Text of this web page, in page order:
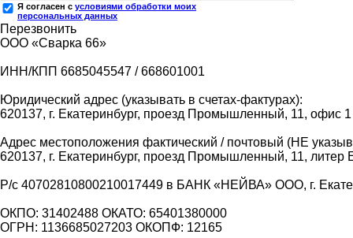
Я согласен с условиями обработки моих
персональных данных
Перезвонить
ООО «Сварка 66»
ИНН/КПП 6685045547 / 668601001
Юридический адрес (указывать в счетах-фактурах):
620137, г. Екатеринбург, проезд Промышленный, 11, офис 1
Адрес местоположения фактический / почтовый (НЕ
620137, г. Екатеринбург, проезд Промышленный, 11, литер
Р/с 40702810800210017449 в БАНК «НЕЙВА» ООО, г.
ОКПО: 31402488 ОКАТО: 65401380000
ОГРН: 1136685027203 ОКОПФ: 12165